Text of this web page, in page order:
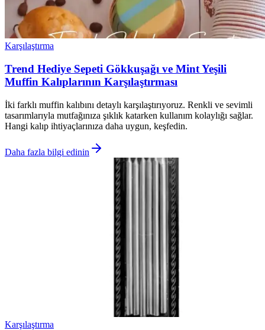
Karşılaştırma
Trend Hediye Sepeti Gökkuşağı ve Mint Yeşili
Muffin Kalıplarının Karşılaştırması
İki farklı muffin kalıbını detaylı karşılaştırıyoruz. Renkli ve sevimli
tasarımlarıyla mutfağınıza şıklık katarken kullanım kolaylığı sağlar.
Hangi kalıp ihtiyaçlarınıza daha uygun, keşfedin.
Daha fazla bilgi edinin
Karşılaştırma